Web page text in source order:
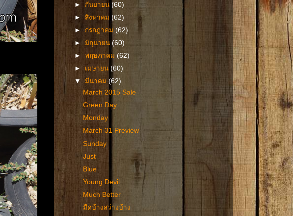
► กันยายน(60)
►สิงหาคม(62)
► กรกฎาคม (62)
►มิถุนายน(60)
►พฤษภาคม(62)
► เมษายน(60)
▼มีนาคม(62)
March 2015 Sale
Green Day
Monday
March 31 Preview
Sunday
Just
Blue
Young Devil
Much Better
มืดบ้างสว่างบ้าง